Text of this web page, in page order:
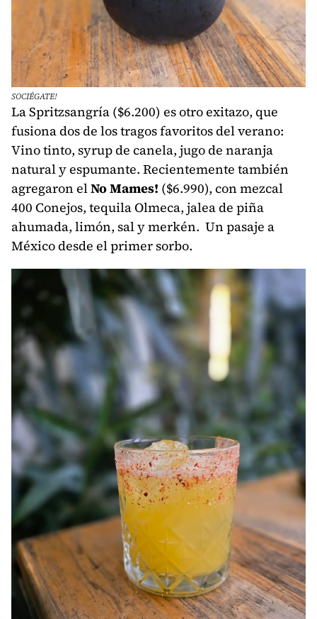
SOCIÉGATE!
La Spritzsangría ($6.200) es otro exitazo, que
fusiona dos de los tragos favoritos del verano:
Vino tinto, syrup de canela, jugo de naranja
natural y espumante. Recientemente también
agregaron elNo Mames! ($6.990), con mezcal
400 Conejos, tequila Olmeca, jalea de piña
ahumada, limón, sal y merkén. Un pasaje a
México desde el primer sorbo.